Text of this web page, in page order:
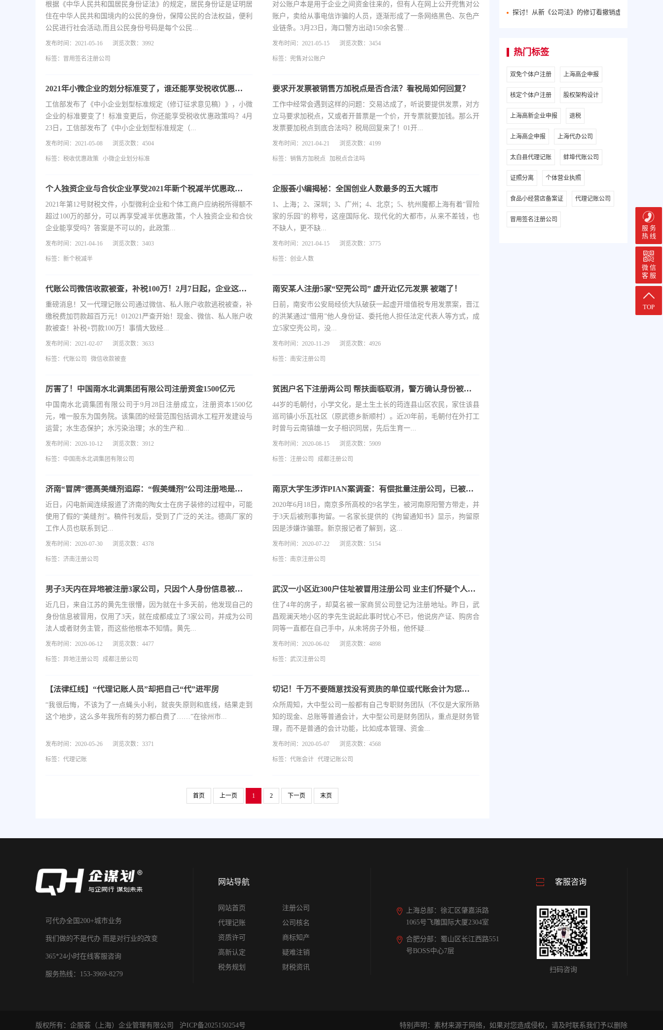
根据《中华人民共和国居民身份证法》的规定，居民身份证是证明居
住在中华人民共和国境内的公民的身份，保障公民的合法权益，便利
公民进行社会活动,而且公民身份号码是每个公民...
发布时间：2021-05-16 浏览次数：3992
标签： 冒用签名注册公司
对公账户本是用于企业之间资金往来的，但有人在网上公开兜售对公
账户，卖给从事电信诈骗的人员，逐渐形成了一条网络黑色、灰色产
业链条。3月23日，海口警方出动150余名警...
发布时间：2021-05-15 浏览次数：3454
标签： 兜售对公账户
2021年小微企业的划分标准变了，谁还能享受税收优惠政策？
工信部发布了《中小企业划型标准规定（修订征求意见稿）》，小微
企业的标准要变了！标准变更后，你还能享受税收优惠政策吗？4月
23日，工信部发布了《中小企业划型标准规定（...
发布时间：2021-05-08 浏览次数：4504
标签： 税收优惠政策 小微企业划分标准
要求开发票被销售方加税点是否合法？看税局如何回复？
工作中经常会遇到这样的问题：交易达成了，听说要提供发票，对方
立马要求加税点，又或者开普票是一个价，开专票就要加钱。那么开
发票要加税点到底合法吗？税局回复来了！01开...
发布时间：2021-04-21 浏览次数：4199
标签： 销售方加税点 加税点合法吗
个人独资企业与合伙企业享受2021年新个税减半优惠政策吗？
2021年第12号财税文件，小型微利企业和个体工商户应纳税所得额不
超过100万的部分，可以再享受减半优惠政策，个人独资企业和合伙
企业能享受吗？答案是不可以的，此政策...
发布时间：2021-04-16 浏览次数：3403
标签： 新个税减半
企服荟小编揭秘：全国创业人数最多的五大城市
1、上海；2、深圳；3、广州；4、北京；5、杭州魔都上海有着“冒险
家的乐园”的称号，这座国际化、现代化的大都市，从来不差钱，也
不缺人，更不缺...
发布时间：2021-04-15 浏览次数：3775
标签： 创业人数
代账公司微信收款被查，补税100万！2月7日起，企业这样避税要小心了！
重磅消息！又一代理记账公司通过微信、私人账户收款逃税被查，补
缴税费加罚款超百万元！012021严查开始！现金、微信、私人账户收
款被查！补税+罚款100万！事情大致经...
发布时间：2021-02-07 浏览次数：3633
标签： 代账公司 微信收款被查
南安某人注册5家“空壳公司” 虚开近亿元发票 被端了！
日前，南安市公安局经侦大队破获一起虚开增值税专用发票案，晋江
的洪某通过“借用”他人身份证、委托他人担任法定代表人等方式，成
立5家空壳公司，没...
发布时间：2020-11-29 浏览次数：4926
标签： 南安注册公司
厉害了！中国南水北调集团有限公司注册资金1500亿元
中国南水北调集团有限公司于9月28日注册成立，注册资本1500亿
元，唯一股东为国务院。该集团的经营范围包括调水工程开发建设与
运营；水生态保护；水污染治理；水的生产和...
发布时间：2020-10-12 浏览次数：3912
标签： 中国南水北调集团有限公司
贫困户名下注册两公司 帮扶面临取消，警方确认身份被冒用
44岁的毛朝付，小学文化，是土生土长的筠连县山区农民，家住该县
巡司镇小乐瓦社区（原武德乡新顺村）。近20年前，毛朝付在外打工
时曾与云南镇雄一女子相识同居，先后生育一...
发布时间：2020-08-15 浏览次数：5909
标签： 注册公司 成都注册公司
济南“冒牌”德高美缝剂追踪：“假美缝剂”公司注册地是假的？
近日，闪电新闻连续报道了济南的陶女士在房子装修的过程中，可能
使用了假的“美缝剂”。稿件刊发后，受到了广泛的关注。德高厂家的
工作人员也联系到记...
发布时间：2020-07-30 浏览次数：4378
标签： 济南注册公司
南京大学生涉诈PIAN案调查：有偿批量注册公司，已被刑拘
2020年6月18日，南京多所高校的9名学生，被河南原阳警方带走，并
于3天后被刑事拘留。一名家长提供的《拘留通知书》显示，拘留原
因是涉嫌诈骗罪。新京报记者了解到，这...
发布时间：2020-07-22 浏览次数：5154
标签： 南京注册公司
男子3天内在异地被注册3家公司，只因个人身份信息被冒用
近几日，来自江苏的黄先生很懵，因为就在十多天前，他发现自己的
身份信息被冒用，仅用了3天，就在成都成立了3家公司，并成为公司
法人或者财务主管，而这些他根本不知情。黄先...
发布时间：2020-06-12 浏览次数：4477
标签： 异地注册公司 成都注册公司
武汉一小区近300户住址被冒用注册公司 业主们怀疑个人信息被盗
住了4年的房子，却莫名被一家商贸公司登记为注册地址。昨日，武
昌观澜天地小区的李先生说起此事时忧心不已，他说房产证、购房合
同等一直都在自己手中，从未将房子外租，他怀疑...
发布时间：2020-06-02 浏览次数：4898
标签： 武汉注册公司
【法律红线】“代理记账人员”却把自己“代”进牢房
“我很后悔，不该为了一点蝇头小利，就丧失原则和底线，结果走到
这个地步，这么多年我所有的努力都白费了……”在徐州市...
发布时间：2020-05-26 浏览次数：3371
标签： 代理记账
切记！千万不要随意找没有资质的单位或代账会计为您代理记账！
众所周知，大中型公司一般都有自己专职财务团队（不仅是大家所熟
知的现金、总账等普通会计，大中型公司是财务团队，重点是财务管
理，而不是普通的会计功能，比如成本管理、资金...
发布时间：2020-05-07 浏览次数：4568
标签： 代账会计 代理记账公司
首页 上一页 1 2 下一页 末页
探讨！从新《公司法》的修订看撤销虚假登记
热门标签
双免个体户注册 上海高企申报
核定个体户注册 股权架构设计
上海高新企业申报 退税
上海高企申报 上海代办公司
太白县代理记账 蚌埠代账公司
证照分离 个体营业执照
食品小经营店备案证 代理记账公司
冒用签名注册公司
可代办全国200+城市业务
我们做的不是代办 而是对行业的改变
365*24小时在线客服咨询
服务热线：153-3969-8279
网站导航
网站首页
注册公司
代理记账
公司核名
资质许可
商标知产
高新认定
疑难注销
税务规划
财税资讯
客服咨询
扫码咨询
上海总部：徐汇区肇嘉浜路
1065号飞雕国际大厦2304室
合肥分部：蜀山区长江西路551
号BOSS中心7层
版权所有：企服荟（上海）企业管理有限公司 沪ICP备2025150254号 特别声明：素材来源于网络，如果对您造成侵权，请及时联系我们予以删除
服 务
热 线
微 信
客 服
TOP